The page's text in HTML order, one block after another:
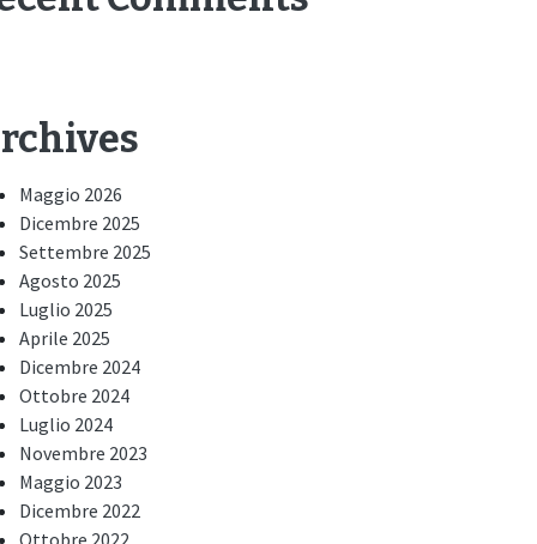
Maggio 2026
Dicembre 2025
Settembre 2025
Agosto 2025
Luglio 2025
Aprile 2025
Dicembre 2024
Ottobre 2024
Luglio 2024
Novembre 2023
Maggio 2023
Dicembre 2022